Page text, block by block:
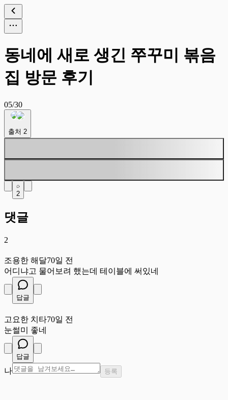
동네에 새로 생긴 쭈꾸미 볶음
집 방문 후기
05/30
출처 2
2
댓글
2
조용한 해달70일 전
어디냐고 물어보려 했는데 테이블에 써있네
답글
고요한 치타70일 전
눈썰미 좋네
답글
나 등록